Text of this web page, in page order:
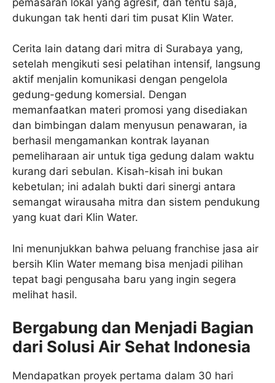
dukungan tak henti dari tim pusat Klin Water.
Cerita lain datang dari mitra di Surabaya yang,
setelah mengikuti sesi pelatihan intensif, langsung
aktif menjalin komunikasi dengan pengelola
gedung-gedung komersial. Dengan
memanfaatkan materi promosi yang disediakan
dan bimbingan dalam menyusun penawaran, ia
berhasil mengamankan kontrak layanan
pemeliharaan air untuk tiga gedung dalam waktu
kurang dari sebulan. Kisah-kisah ini bukan
kebetulan; ini adalah bukti dari sinergi antara
semangat wirausaha mitra dan sistem pendukung
yang kuat dari Klin Water.
Ini menunjukkan bahwa peluang franchise jasa air
bersih Klin Water memang bisa menjadi pilihan
tepat bagi pengusaha baru yang ingin segera
melihat hasil.
Bergabung dan Menjadi Bagian
dari Solusi Air Sehat Indonesia
Mendapatkan proyek pertama dalam 30 hari